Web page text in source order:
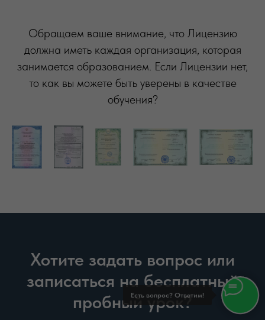
Есть вопрос? Ответим!
Обращаем ваше внимание, что Лицензию
должна иметь каждая организация, которая
занимается образованием. Если Лицензии нет,
то как вы можете быть уверены в качестве
обучения?
Хотите задать вопрос или
записаться на бесплатный
пробный урок?